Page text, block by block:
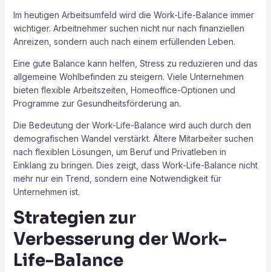
Im heutigen Arbeitsumfeld wird die Work-Life-Balance immer
wichtiger. Arbeitnehmer suchen nicht nur nach finanziellen
Anreizen, sondern auch nach einem erfüllenden Leben.
Eine gute Balance kann helfen, Stress zu reduzieren und das
allgemeine Wohlbefinden zu steigern. Viele Unternehmen
bieten flexible Arbeitszeiten, Homeoffice-Optionen und
Programme zur Gesundheitsförderung an.
Die Bedeutung der Work-Life-Balance wird auch durch den
demografischen Wandel verstärkt. Ältere Mitarbeiter suchen
nach flexiblen Lösungen, um Beruf und Privatleben in
Einklang zu bringen. Dies zeigt, dass Work-Life-Balance nicht
mehr nur ein Trend, sondern eine Notwendigkeit für
Unternehmen ist.
Strategien zur
Verbesserung der Work-
Life-Balance